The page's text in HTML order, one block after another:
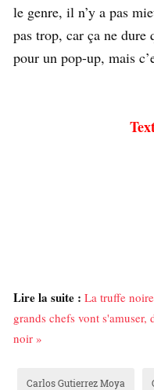
le genre, il n’y a pas
pas trop, car ça ne
pour un pop-up, mais
Lire la suite : La truffe
grands chefs vont
noir »
Carlos Gutierrez Moya